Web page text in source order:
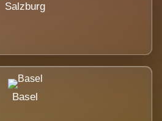
Salzburg
Basel